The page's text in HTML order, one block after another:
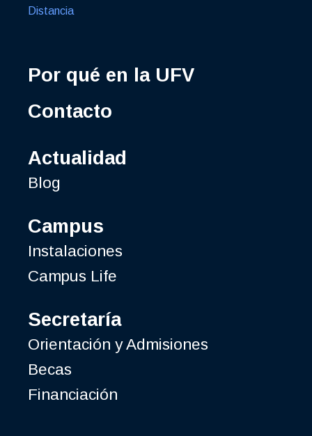
Distancia
Por qué en la UFV
Contacto
Actualidad
Blog
Campus
Instalaciones
Campus Life
Secretaría
Orientación y Admisiones
Becas
Financiación